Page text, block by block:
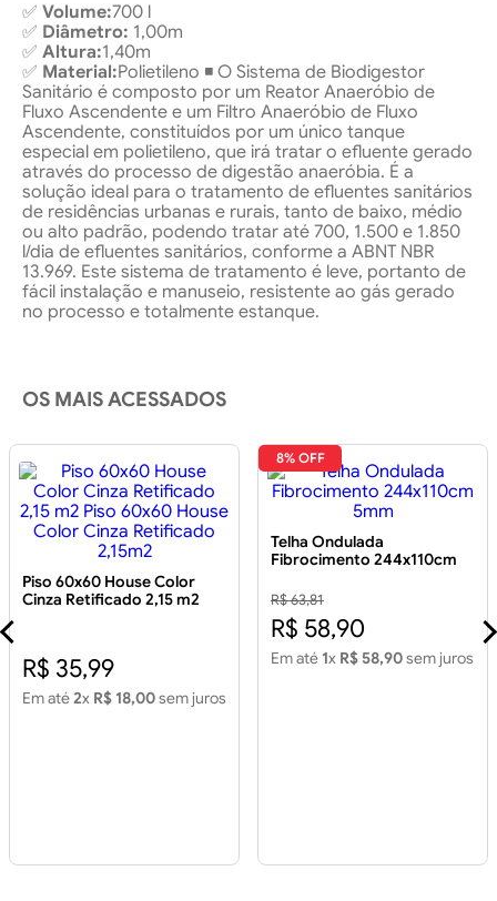
✅ Volume:700 l
✅ Diâmetro: 1,00m
✅ Altura:1,40m
✅ Material:Polietileno ◾ O Sistema de Biodigestor
Sanitário é composto por um Reator Anaeróbio de
Fluxo Ascendente e um Filtro Anaeróbio de Fluxo
Ascendente, constituídos por um único tanque
especial em polietileno, que irá tratar o efluente gerado
através do processo de digestão anaeróbia. É a
solução ideal para o tratamento de efluentes sanitários
de residências urbanas e rurais, tanto de baixo, médio
ou alto padrão, podendo tratar até 700, 1.500 e 1.850
l/dia de efluentes sanitários, conforme a ABNT NBR
13.969. Este sistema de tratamento é leve, portanto de
fácil instalação e manuseio, resistente ao gás gerado
no processo e totalmente estanque.
OS MAIS ACESSADOS
Piso 60x60 House Color
Cinza Retificado 2,15 m2
R$ 35,99
Em até2x R$ 18,00sem juros
8% OFF
Telha Ondulada
Fibrocimento 244x110cm
R$ 63,81
R$ 58,90
Em até 1x R$ 58,90sem juros